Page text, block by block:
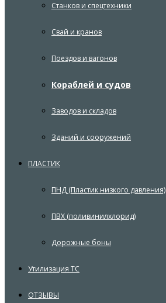
Станков и спецтехники
Свай и кранов
Поездов и вагонов
Кораблей и судов
Заводов и складов
Зданий и сооружений
ПЛАСТИК
ПНД (Пластик низкого давления)
ПВХ (поливинилхлорид)
Дорожные боны
Утилизация ТС
ОТЗЫВЫ